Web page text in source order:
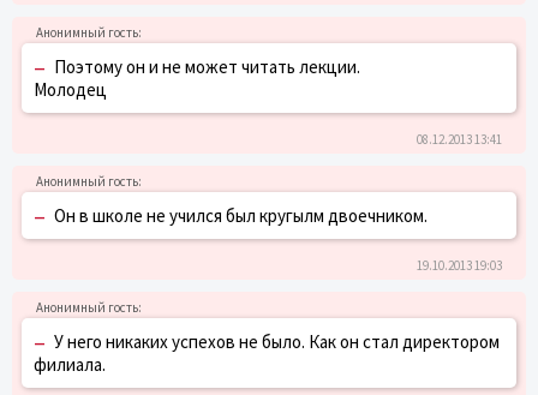
– Поэтому он и не может читать лекции.
Молодец
08.12.2013 13:41
– Он в школе не учился был кругылм двоечником.
19.10.2013 19:03
– У него никаких успехов не было. Как он стал директором
филиала.